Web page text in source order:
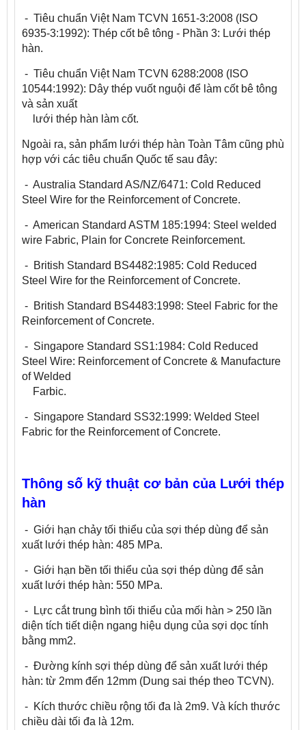
- Tiêu chuẩn Việt Nam TCVN 1651-3:2008 (ISO
6935-3:1992): Thép cốt bê tông - Phần 3: Lưới thép
hàn.
- Tiêu chuẩn Việt Nam TCVN 6288:2008 (ISO
10544:1992): Dây thép vuốt nguội để làm cốt bê tông
và sản xuất
lưới thép hàn làm cốt.
Ngoài ra, sản phẩm lưới thép hàn Toàn Tâm cũng phù
hợp với các tiêu chuẩn Quốc tế sau đây:
- Australia Standard AS/NZ/6471: Cold Reduced
Steel Wire for the Reinforcement of Concrete.
- American Standard ASTM 185:1994: Steel welded
wire Fabric, Plain for Concrete Reinforcement.
- British Standard BS4482:1985: Cold Reduced
Steel Wire for the Reinforcement of Concrete.
- British Standard BS4483:1998: Steel Fabric for the
Reinforcement of Concrete.
- Singapore Standard SS1:1984: Cold Reduced
Steel Wire: Reinforcement of Concrete & Manufacture
of Welded
Farbic.
- Singapore Standard SS32:1999: Welded Steel
Fabric for the Reinforcement of Concrete.
Thông số kỹ thuật cơ bản của Lưới thép
hàn
- Giới hạn chảy tối thiểu của sợi thép dùng để sản
xuất lưới thép hàn: 485 MPa.
- Giới hạn bền tối thiểu của sợi thép dùng để sản
xuất lưới thép hàn: 550 MPa.
- Lực cắt trung bình tối thiểu của mối hàn > 250 lần
diện tích tiết diện ngang hiệu dụng của sợi dọc tính
bằng mm2.
- Đường kính sợi thép dùng để sản xuất lưới thép
hàn: từ 2mm đến 12mm (Dung sai thép theo TCVN).
- Kích thước chiều rộng tối đa là 2m9. Và kích thước
chiều dài tối đa là 12m.